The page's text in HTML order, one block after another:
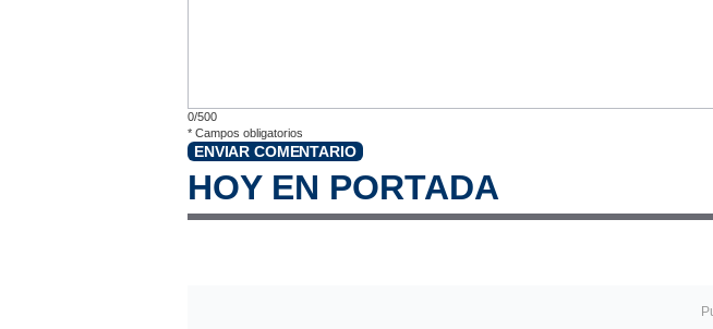
0/500
* Campos obligatorios
ENVIAR COMENTARIO
HOY EN PORTADA